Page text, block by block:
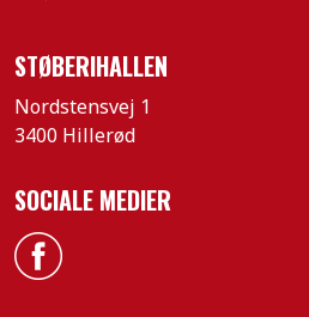
STØBERIHALLEN
Nordstensvej 1
3400 Hillerød
SOCIALE MEDIER